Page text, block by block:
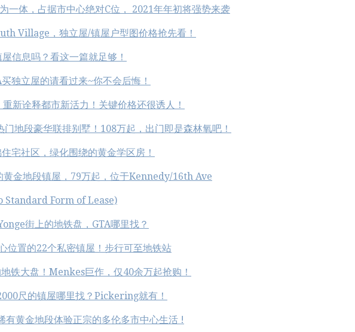
一体，占据市中心绝对C位， 2021年年初将强势来袭
Village，独立屋/镇屋户型图价格抢先看！
信息吗？看这一篇就足够！
独立屋的请看过来~你不会后悔！
新诠释都市新活力！关键价格还很诱人！
地段豪华联排别墅！108万起，出门即是森林氧吧！
宅社区，绿化围绕的黄金学区房！
金地段镇屋，79万起，位于Kennedy/16th Ave
Standard Form of Lease)
街上的地铁盘，GTA哪里找？
位置的22个私密镇屋！步行可至地铁站
铁大盘！Menkes巨作，仅40余万起抢购！
尺的镇屋哪里找？Pickering就有！
有黄金地段体验正宗的多伦多市中心生活 !